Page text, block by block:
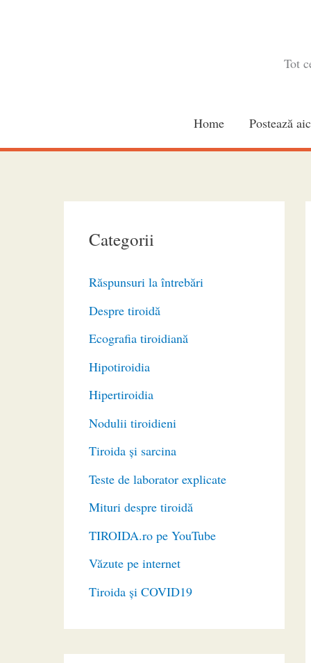
Tot
Home Postează
Categorii
Răspunsuri la întrebări
Despre tiroidă
Ecografia tiroidiană
Hipotiroidia
Hipertiroidia
Nodulii tiroidieni
Tiroida și sarcina
Teste de laborator explicate
Mituri despre tiroidă
TIROIDA.ro pe YouTube
Văzute pe internet
Tiroida și COVID19